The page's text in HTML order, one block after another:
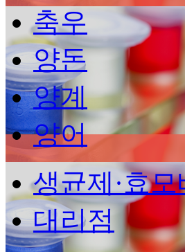
축우
양돈
양계
양어
생균제·효
대리점